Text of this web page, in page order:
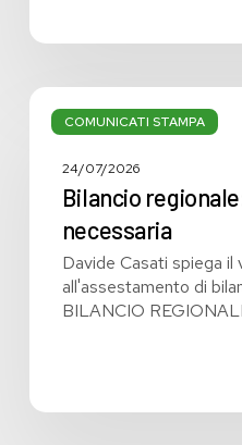
COMUNICATI STAMPA
Bilancio
regionale:
svolta
24/07/2026
Bilancio
necessaria
Davide Casati spiega
all'assestamento di
BILANCIO